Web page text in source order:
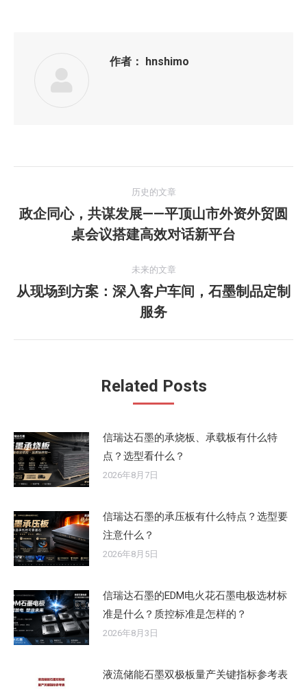
作者： hnshimo
章
历史的文章
史
文
章：
政企同心，共谋发展——平顶山市外资外贸圆
桌会议搭建高效对话新平台
未来的文章
未
来
的
从现场到方案：深入客户车间，石墨制品定制
服务
Related Posts
信瑞达石墨的承烧板、承载板有什么特
点？选型看什么？
2026年8月7日
信瑞达石墨的承压板有什么特点？选型要
注意什么？
2026年8月5日
信瑞达石墨的EDM电火花石墨电极选材标
准是什么？质控标准是怎样的？
2026年8月3日
液流储能石墨双极板量产关键指标参考表